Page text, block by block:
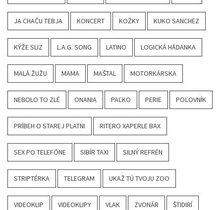
JA CHAČU TEBJA KONCERT KOŽKY KUKO SANCHEZ
KÝŽE SLIZ L.A.G. SONG LATINO LOGICKÁ HÁDANKA
MALÁ ŽUŽU MAMA MAŠTAL MOTORKÁRSKA
NEBOLO TO ZLÉ ONANIA PAĽKO PERIE POĽOVNÍK
PRÍBEH O STAREJ PLATNI RITERO XAPERLE BAX
SEX PO TELEFÓNE SIBÍR TAXI SILNÝ REFRÉN
STRIPTÉRKA TELEGRAM UKAŽ TÚ TVOJU ZOO
VIDEOKLIP VIDEOKLIPY VLAK ZVONÁR ŠTIDIRÍ